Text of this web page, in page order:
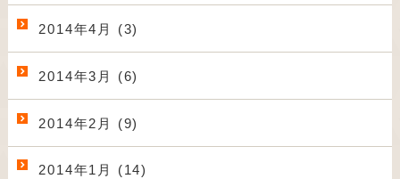
2014年4月 (3)
2014年3月 (6)
2014年2月 (9)
2014年1月 (14)